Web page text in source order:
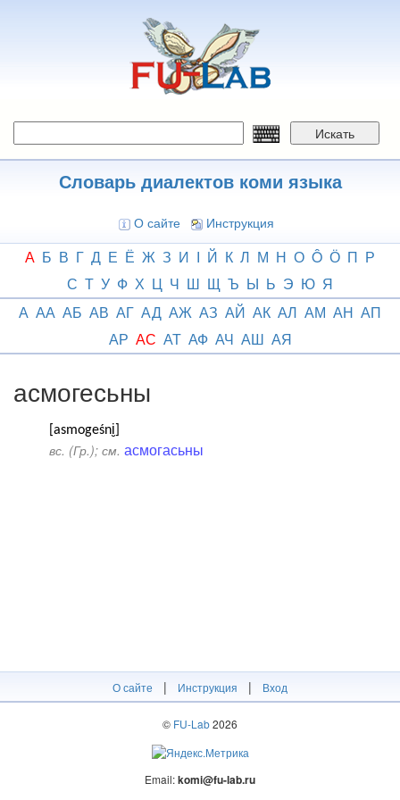
Искать
Словарь диалектов коми языка
О сайте Инструкция
А Б В Г Д Е Ё Ж З И І Й К Л М Н О Ô Ӧ П Р
С Т У Ф Х Ц Ч Ш Щ Ъ Ы Ь Э Ю Я
А АА АБ АВ АГ АД АЖ АЗ АЙ АК АЛ АМ АН АП
АР АС АТ АФ АЧ АШ АЯ
асмогесьны
[asmogeśni̮]
вс. (Гр.); см. асмогасьны
О сайте | Инструкция | Вход
© FU-Lab2026
Email:komi@fu-lab.ru